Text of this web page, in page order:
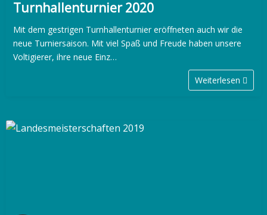
Turnhallenturnier 2020
Mit dem gestrigen Turnhallenturnier eröffneten auch wir die
neue Turniersaison. Mit viel Spaß und Freude haben unsere
Voltigierer, ihre neue Einz…
Weiterlesen